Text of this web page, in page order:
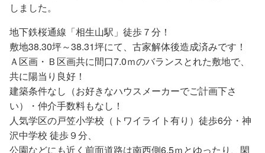
しました。
地下鉄桜通線「相生山駅」徒歩７分！
敷地38.30坪～38.31坪にて、古家解体後造成済みです！
Ａ区画・Ｂ区画共に間口7.0ｍのバランスとれた敷地で、
共に陽当り良好！
建築条件なし（お好きなハウスメーカーでご計画下さ
い）・仲介手数料もなし！
人気学区の戸笠小学校（トワイライト有り）徒歩6分・神
沢中学校 徒歩９分、
公園などにも近く前面道路は南西側6.5ｍとゆったり、閑